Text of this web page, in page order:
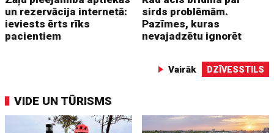
un rezervācija internetā:
ieviests ērts rīks
pacientiem
sirds problēmām.
Pazīmes, kuras
nevajadzētu ignorēt
Vairāk DZĪVESSTILS
VIDE UN TŪRISMS